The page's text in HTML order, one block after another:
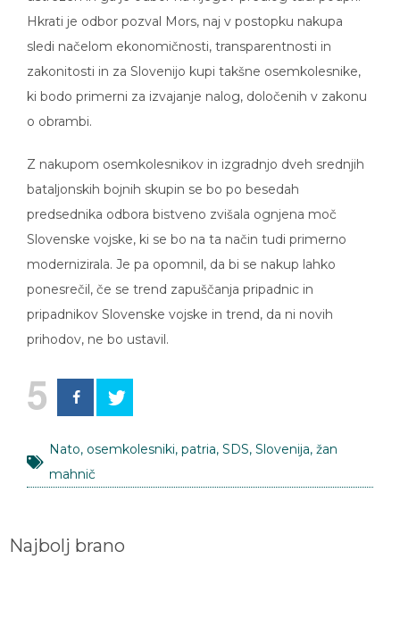
Hkrati je odbor pozval Mors, naj v postopku nakupa
sledi načelom ekonomičnosti, transparentnosti in
zakonitosti in za Slovenijo kupi takšne osemkolesnike,
ki bodo primerni za izvajanje nalog, določenih v zakonu
o obrambi.
Z nakupom osemkolesnikov in izgradnjo dveh srednjih
bataljonskih bojnih skupin se bo po besedah
predsednika odbora bistveno zvišala ognjena moč
Slovenske vojske, ki se bo na ta način tudi primerno
modernizirala. Je pa opomnil, da bi se nakup lahko
ponesrečil, če se trend zapuščanja pripadnic in
pripadnikov Slovenske vojske in trend, da ni novih
prihodov, ne bo ustavil.
5
Nato, osemkolesniki, patria, SDS, Slovenija, žan
mahnič
Najbolj brano